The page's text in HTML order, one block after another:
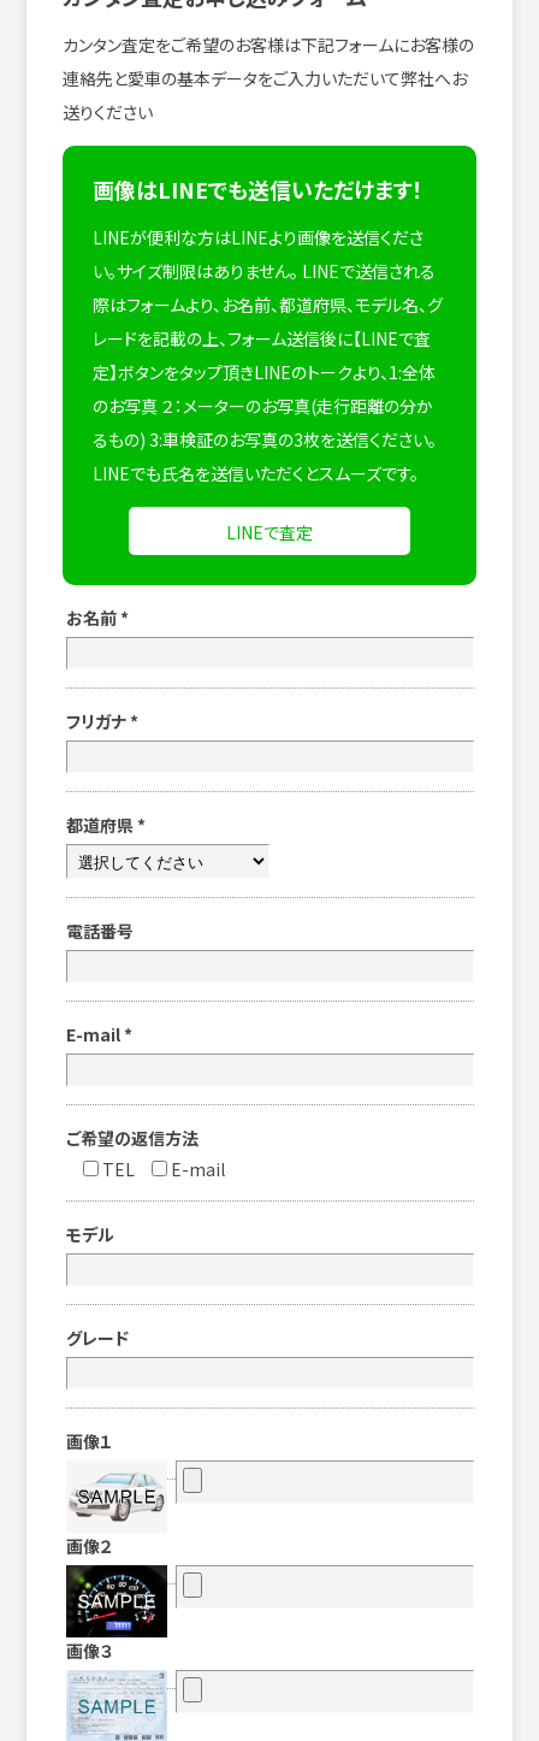
カンタン査定をご希望のお客様は下記フォームにお客様の
連絡先と愛車の基本データをご入力いただいて弊社へお
送りください
画像はLINEでも送信いただけます！
LINEが便利な方はLINEより画像を送信くださ
い。サイズ制限はありません。 LINEで送信される
際はフォームより、お名前、都道府県、モデル名、グ
レードを記載の上、フォーム送信後に【LINEで査
定】ボタンをタップ頂きLINEのトークより、1:全体
のお写真 ２：メーターのお写真(走行距離の分か
るもの) 3:車検証のお写真の3枚を送信ください。
LINEでも氏名を送信いただくとスムーズです。
LINEで査定
お名前 *
フリガナ *
都道府県 *
電話番号
E-mail *
ご希望の返信方法
TEL
E-mail
モデル
グレード
画像１
画像２
画像３